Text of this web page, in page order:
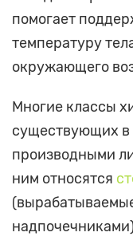
помогает
температуру
окружающего
Многие классы
существующих в
производными
ним относятся